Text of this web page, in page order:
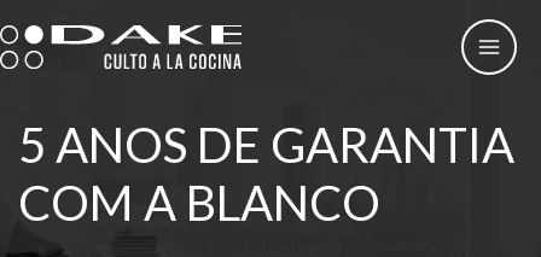
to
content
5 ANOS DE GARANTIA
COM A BLANCO